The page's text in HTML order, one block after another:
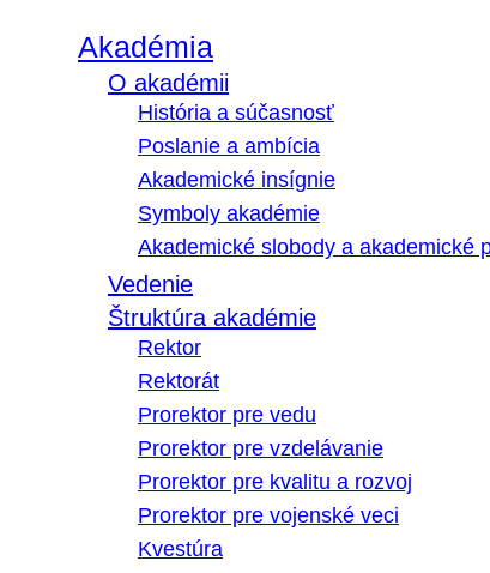
Akadémia
O akadémii
História a súčasnosť
Poslanie a ambícia
Akademické insígnie
Symboly akadémie
Akademické slobody a akademické
Vedenie
Štruktúra akadémie
Rektor
Rektorát
Prorektor pre vedu
Prorektor pre vzdelávanie
Prorektor pre kvalitu a rozvoj
Prorektor pre vojenské veci
Kvestúra